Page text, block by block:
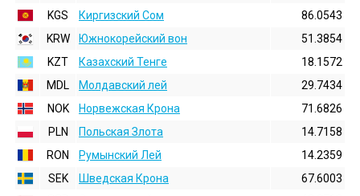
KGS
Киргизский Сом
86.0543
KRW
Южнокорейский вон
51.3854
KZT
Казахский Тенге
18.1572
MDL
Молдавский лей
29.7434
NOK
Норвежская Крона
71.6826
PLN
Польская Злота
14.7158
RON
Румынский Лей
14.2359
SEK
Шведская Крона
67.6003